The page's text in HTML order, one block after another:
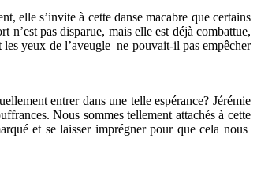
elle s’invite à cette danse macabre que certains
pas disparue, mais elle est déjà combattue,
yeux de l’aveugle ne pouvait-il pas empêcher
entrer dans une telle espérance? Jérémie
Nous sommes tellement attachés à cette
et se laisser imprégner pour que cela nous